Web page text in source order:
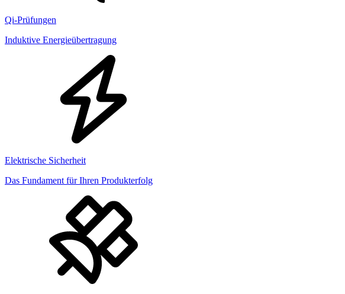
Qi-Prüfungen
Induktive Energieübertragung
Elektrische Sicherheit
Das Fundament für Ihren Produkterfolg